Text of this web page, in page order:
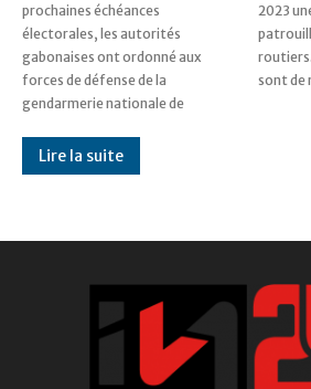
prochaines échéances
électorales, les autorités
gabonaises ont ordonné aux
forces de défense de la
gendarmerie nationale de
2023 une vaste opération de
patrouilles et de contrôles
routiers. Et les manges-milles
Lire la suite